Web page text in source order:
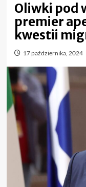
Oliwki pod
premier
kwestii
17 października, 2024